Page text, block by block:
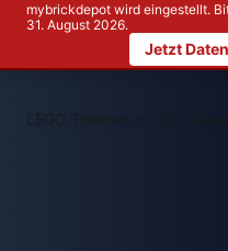
mybrickdepot wird eingestellt.
31. August 2026.
Jetzt
LEGO Themen >